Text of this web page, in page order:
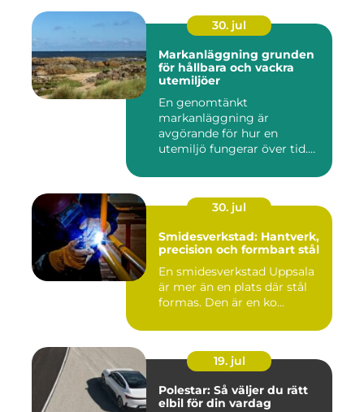
30. jul
Markanläggning grunden
för hållbara och vackra
utemiljöer
En genomtänkt
markanläggning är
avgörande för hur en
utemiljö fungerar över tid.
30. jul
Smidesverkstad: Hantverk,
precision och formbart stål
En smidesverkstad Uppsala
är mer än en plats där stål
formas. Den är en ko...
19. jul
Polestar: Så väljer du rätt
elbil för din vardag